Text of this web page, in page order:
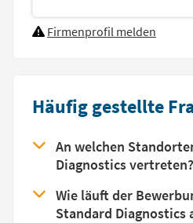
Firmenprofil melden
Häufig gestellte
An welchen
Diagnostics vertreten?
Wie läuft der
Standard Diagnostics